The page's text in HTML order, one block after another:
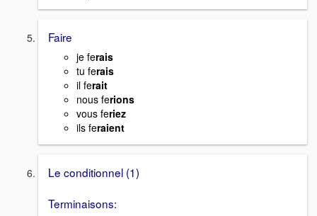
Faire
je ferais
tu ferais
il ferait
nous ferions
vous feriez
ils feraient
Le conditionnel (1)
Terminaisons: